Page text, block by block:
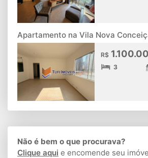
Apartamento na Vila Nova
R$
3
Não é bem o que procurava?
Clique aqui e encomende seu